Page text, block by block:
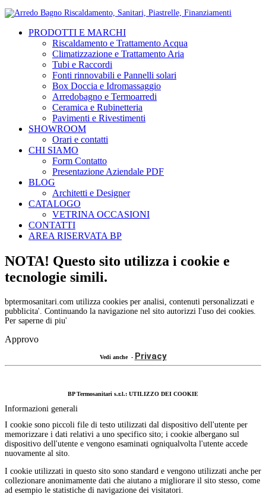
PRODOTTI E MARCHI
Riscaldamento e Trattamento Acqua
Climatizzazione e Trattamento Aria
Tubi e Raccordi
Fonti rinnovabili e Pannelli solari
Box Doccia e Idromassaggio
Arredobagno e Termoarredi
Ceramica e Rubinetteria
Pavimenti e Rivestimenti
SHOWROOM
Orari e contatti
CHI SIAMO
Form Contatto
Presentazione Aziendale PDF
BLOG
Architetti e Designer
CATALOGO
VETRINA OCCASIONI
CONTATTI
AREA RISERVATA BP
NOTA! Questo sito utilizza i cookie e
tecnologie simili.
bptermosanitari.com utilizza cookies per analisi, contenuti personalizzati e
pubblicita'. Continuando la navigazione nel sito autorizzi l'uso dei cookies.
Per saperne di piu'
Approvo
Vedi anche - Privacy
BP Termosanitari s.r.l.: UTILIZZO DEI COOKIE
Informazioni generali
I cookie sono piccoli file di testo utilizzati dal dispositivo dell'utente per
memorizzare i dati relativi a uno specifico sito; i cookie albergano sul
dispositivo dell'utente e vengono esaminati ogniqualvolta l'utente accede
nuovamente al sito.
I cookie utilizzati in questo sito sono standard e vengono utilizzati anche per
collezionare anonimamente dati che aiutano a migliorare il sito stesso, come
ad esempio le statistiche di navigazione dei visitatori.